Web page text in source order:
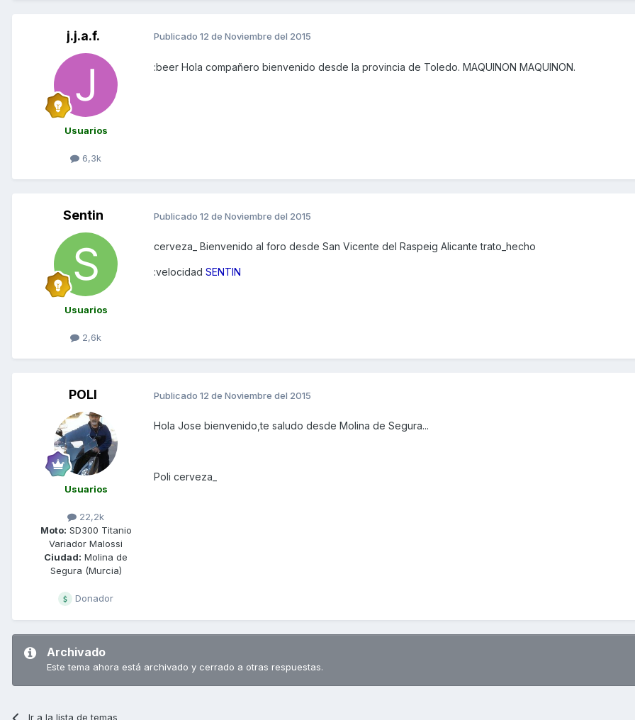
j.j.a.f.
Usuarios
6,3k
Publicado 12 de Noviembre del 2015
:beer Hola compañero bienvenido desde la provincia de Toledo. MAQUINON MAQUINON.
Sentin
Usuarios
2,6k
Publicado 12 de Noviembre del 2015
cerveza_ Bienvenido al foro desde San Vicente del Raspeig Alicante trato_hecho
:velocidad SENTIN
POLI
Usuarios
22,2k
Moto: SD300 Titanio
Variador Malossi
Ciudad: Molina de
Segura (Murcia)
Donador
Publicado 12 de Noviembre del 2015
Hola Jose bienvenido,te saludo desde Molina de Segura...
Poli cerveza_
Archivado
Este tema ahora está archivado y cerrado a otras respuestas.
Ir a la lista de temas